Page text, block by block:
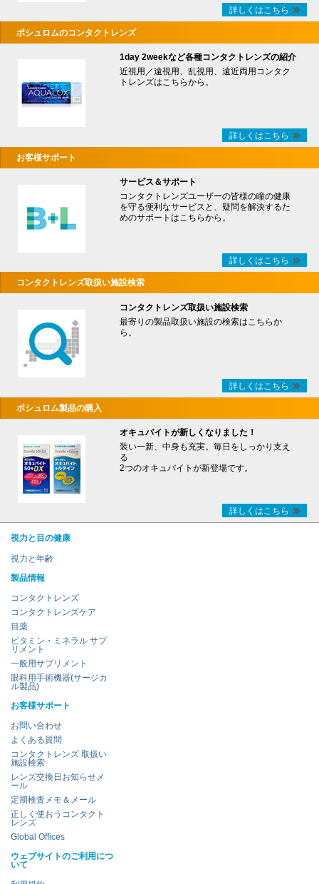
詳しくはこちら
ボシュロムのコンタクトレンズ
1day 2weekなど各種コンタクトレンズの紹介
近視用／遠視用、乱視用、遠近両用コンタク
トレンズはこちらから。
詳しくはこちら
お客様サポート
サービス＆サポート
コンタクトレンズユーザーの皆様の瞳の健康
を守る便利なサービスと、疑問を解決するた
めのサポートはこちらから。
詳しくはこちら
コンタクトレンズ取扱い施設検索
コンタクトレンズ取扱い施設検索
最寄りの製品取扱い施設の検索はこちらか
ら。
詳しくはこちら
ボシュロム製品の購入
オキュバイトが新しくなりました！
装い一新、中身も充実。毎日をしっかり支え
る
2つのオキュバイトが新登場です。
詳しくはこちら
視力と目の健康
視力と年齢
製品情報
コンタクトレンズ
コンタクトレンズケア
目薬
ビタミン・ミネラル サプ
リメント
一般用サプリメント
眼科用手術機器(サージカ
ル製品)
お客様サポート
お問い合わせ
よくある質問
コンタクトレンズ 取扱い
施設検索
レンズ交換日お知らせメ
ール
定期検査メモ＆メール
正しく使おうコンタクト
レンズ
Global Offices
ウェブサイトのご利用につ
いて